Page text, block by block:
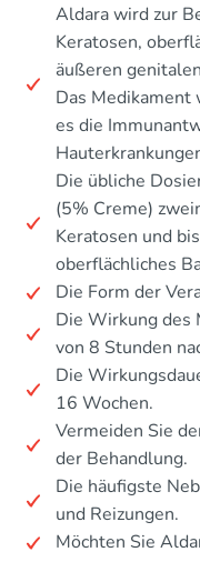
Aldara wird zur
Keratosen,
äußeren
Das
es die
Die übliche
(5% Creme)
Keratosen und
oberflächliches
Die Form der
Die Wirkung des
von 8 Stunden
Die
16 Wochen.
Vermeiden Sie
der Behandlung.
Die häufigste
und Reizungen.
Möchten Sie